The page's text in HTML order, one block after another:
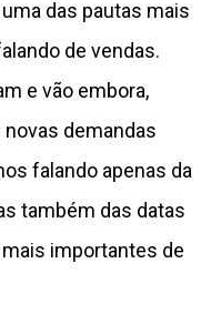
das pautas mais
de vendas.
e vão embora,
demandas
falando apenas da
também das datas
importantes de